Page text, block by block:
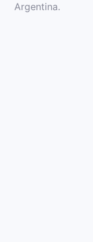
Argentina.